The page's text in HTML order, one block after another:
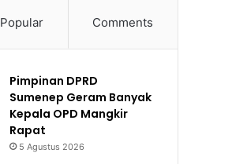
Popular Comments
Pimpinan DPRD
Sumenep Geram Banyak
Kepala OPD Mangkir
Rapat
5 Agustus 2026